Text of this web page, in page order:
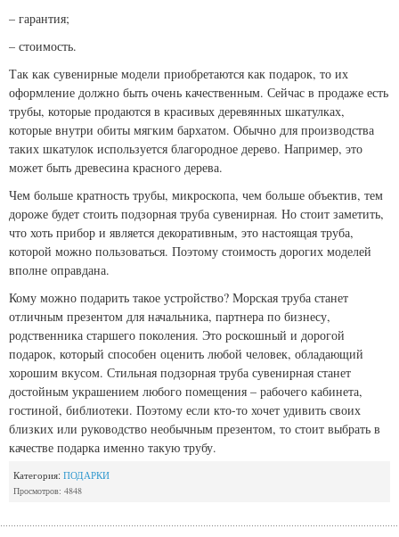
– гарантия;
– стоимость.
Так как сувенирные модели приобретаются как подарок, то их
оформление должно быть очень качественным. Сейчас в продаже есть
трубы, которые продаются в красивых деревянных шкатулках,
которые внутри обиты мягким бархатом. Обычно для производства
таких шкатулок используется благородное дерево. Например, это
может быть древесина красного дерева.
Чем больше кратность трубы, микроскопа, чем больше объектив, тем
дороже будет стоить подзорная труба сувенирная. Но стоит заметить,
что хоть прибор и является декоративным, это настоящая труба,
которой можно пользоваться. Поэтому стоимость дорогих моделей
вполне оправдана.
Кому можно подарить такое устройство? Морская труба станет
отличным презентом для начальника, партнера по бизнесу,
родственника старшего поколения. Это роскошный и дорогой
подарок, который способен оценить любой человек, обладающий
хорошим вкусом. Стильная подзорная труба сувенирная станет
достойным украшением любого помещения – рабочего кабинета,
гостиной, библиотеки. Поэтому если кто-то хочет удивить своих
близких или руководство необычным презентом, то стоит выбрать в
качестве подарка именно такую трубу.
Категория: ПОДАРКИ
Просмотров: 4848